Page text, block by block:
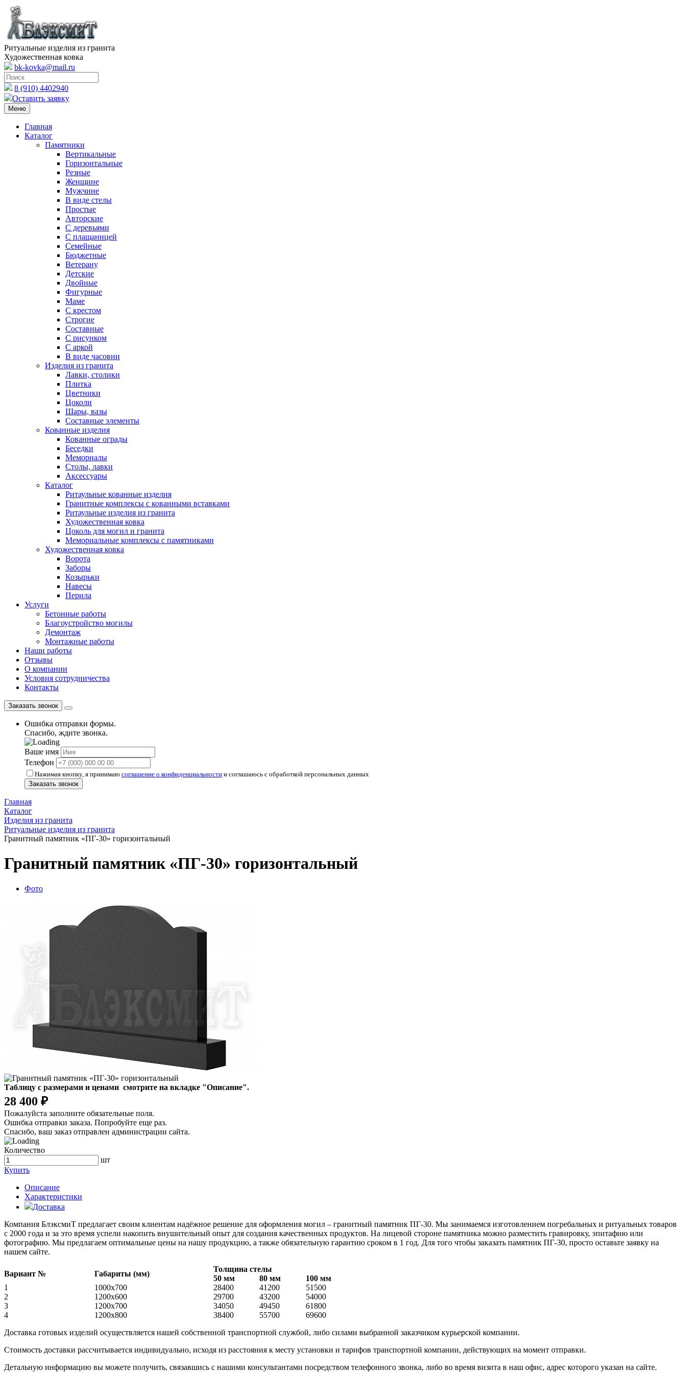
Ритуальные изделия из гранита
Художественная ковка
bk-kovka@mail.ru
8 (910) 4402940
Оставить заявку
Меню
Главная
Каталог
Памятники
Вертикальные
Горизонтальные
Резные
Женщине
Мужчине
В виде стелы
Простые
Авторские
С деревьями
С плащаницей
Семейные
Бюджетные
Ветерану
Детские
Двойные
Фигурные
Маме
С крестом
Строгие
Составные
С рисунком
С аркой
В виде часовни
Изделия из гранита
Лавки, столики
Плитка
Цветники
Цоколи
Шары, вазы
Составные элементы
Кованные изделия
Кованные ограды
Беседки
Мемориалы
Столы, лавки
Аксессуары
Каталог
Ритаульные кованные изделия
Гранитные комплексы с кованными вставками
Ритаульные изделия из гранита
Художественная ковка
Цоколь для могил и гранита
Мемориальные комплексы с памятниками
Художественная ковка
Ворота
Заборы
Козырьки
Навесы
Перила
Услуги
Бетонные работы
Благоустройство могилы
Демонтаж
Монтажные работы
Наши работы
Отзывы
О компании
Условия сотрудничества
Контакты
Заказать звонок
Ошибка отправки формы.
Спасибо, ждите звонка.
Ваше имя
Телефон
Нажимая кнопку, я принимаю соглашение о конфиденциальности и соглашаюсь с обработкой персональных данных
Заказать звонок
Главная
Каталог
Изделия из гранита
Ритуальные изделия из гранита
Гранитный памятник «ПГ-30» горизонтальный
Гранитный памятник «ПГ-30» горизонтальный
Фото
Таблицу с размерами и ценами смотрите на вкладке "Описание".
28 400 ₽
Пожалуйста заполните обязательные поля.
Ошибка отправки заказа. Попробуйте еще раз.
Спасибо, ваш заказ отправлен администрации сайта.
Количество
шт
Купить
Описание
Характеристики
Доставка
Компания БлэксмиТ предлагает своим клиентам надёжное решение для оформления могил – гранитный памятник ПГ-30. Мы занимаемся изготовлением погребальных и ритуальных товаров
с 2000 года и за это время успели накопить внушительный опыт для создания качественных продуктов. На лицевой стороне памятника можно разместить гравировку, эпитафию или
фотографию. Мы предлагаем оптимальные цены на нашу продукцию, а также обязательную гарантию сроком в 1 год. Для того чтобы заказать памятник ПГ-30, просто оставьте заявку на
нашем сайте.
Вариант № Габариты (мм)
Толщина стелы
50 мм
80 мм
100 мм
1
1000х700 28400 41200
51500
2
1200х600 29700 43200
54000
3
1200х700 34050 49450
61800
4
1200х800 38400 55700
69600
Доставка готовых изделий осуществляется нашей собственной транспортной службой, либо силами выбранной заказчиком курьерской компании.
Стоимость доставки рассчитывается индивидуально, исходя из расстояния к месту установки и тарифов транспортной компании, действующих на момент отправки.
Детальную информацию вы можете получить, связавшись с нашими консультантами посредством телефонного звонка, либо во время визита в наш офис, адрес которого указан на сайте.